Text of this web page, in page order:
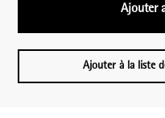
Ajouter
Ajouter à la liste